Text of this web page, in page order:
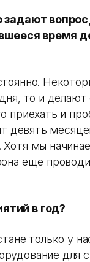
задают
время
то и
приехать и
девять
мы
еще
в год?
только у
для